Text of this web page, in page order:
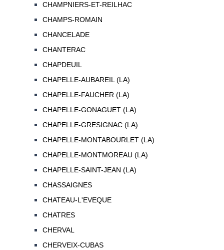
CHAMPNIERS-ET-REILHAC
CHAMPS-ROMAIN
CHANCELADE
CHANTERAC
CHAPDEUIL
CHAPELLE-AUBAREIL (LA)
CHAPELLE-FAUCHER (LA)
CHAPELLE-GONAGUET (LA)
CHAPELLE-GRESIGNAC (LA)
CHAPELLE-MONTABOURLET (LA)
CHAPELLE-MONTMOREAU (LA)
CHAPELLE-SAINT-JEAN (LA)
CHASSAIGNES
CHATEAU-L'EVEQUE
CHATRES
CHERVAL
CHERVEIX-CUBAS